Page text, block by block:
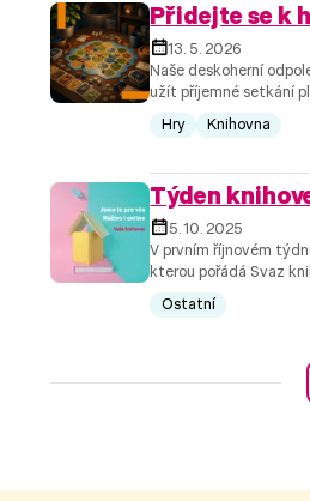
Přidejte se k
13. 5. 2026
Naše deskoherní
užít příjemné setkání
Hry
Knihovna
Týden
5. 10. 2025
V prvním říjnovém
kterou pořádá Svaz
Ostatní